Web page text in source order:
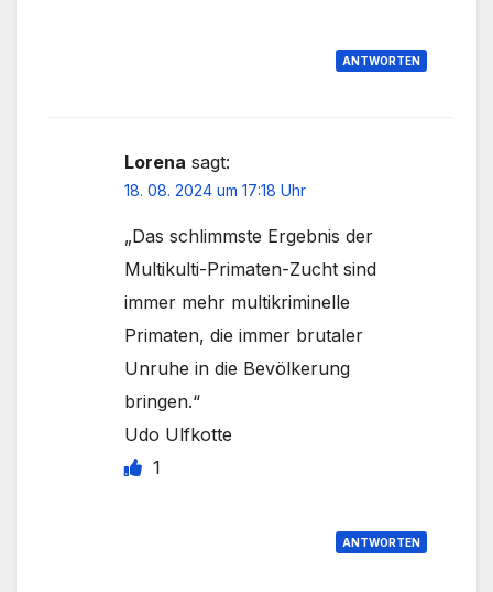
ANTWORTEN
Lorena sagt:
18. 08. 2024 um 17:18 Uhr
„Das schlimmste Ergebnis der
Multikulti-Primaten-Zucht sind
immer mehr multikriminelle
Primaten, die immer brutaler
Unruhe in die Bevölkerung
bringen.“
Udo Ulfkotte
1
ANTWORTEN